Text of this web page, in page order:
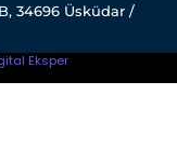
34696 Üsküdar /
Eksper